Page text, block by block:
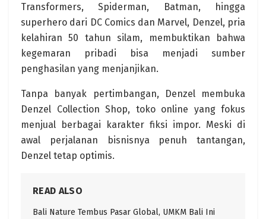
Transformers, Spiderman, Batman, hingga
superhero dari DC Comics dan Marvel, Denzel, pria
kelahiran 50 tahun silam, membuktikan bahwa
kegemaran pribadi bisa menjadi sumber
penghasilan yang menjanjikan.
Tanpa banyak pertimbangan, Denzel membuka
Denzel Collection Shop, toko online yang fokus
menjual berbagai karakter fiksi impor. Meski di
awal perjalanan bisnisnya penuh tantangan,
Denzel tetap optimis.
READ ALSO
Bali Nature Tembus Pasar Global, UMKM Bali Ini